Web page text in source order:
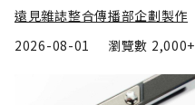
遠見雜誌整合傳播部企劃製作
2026-08-01
瀏覽數 2,000+